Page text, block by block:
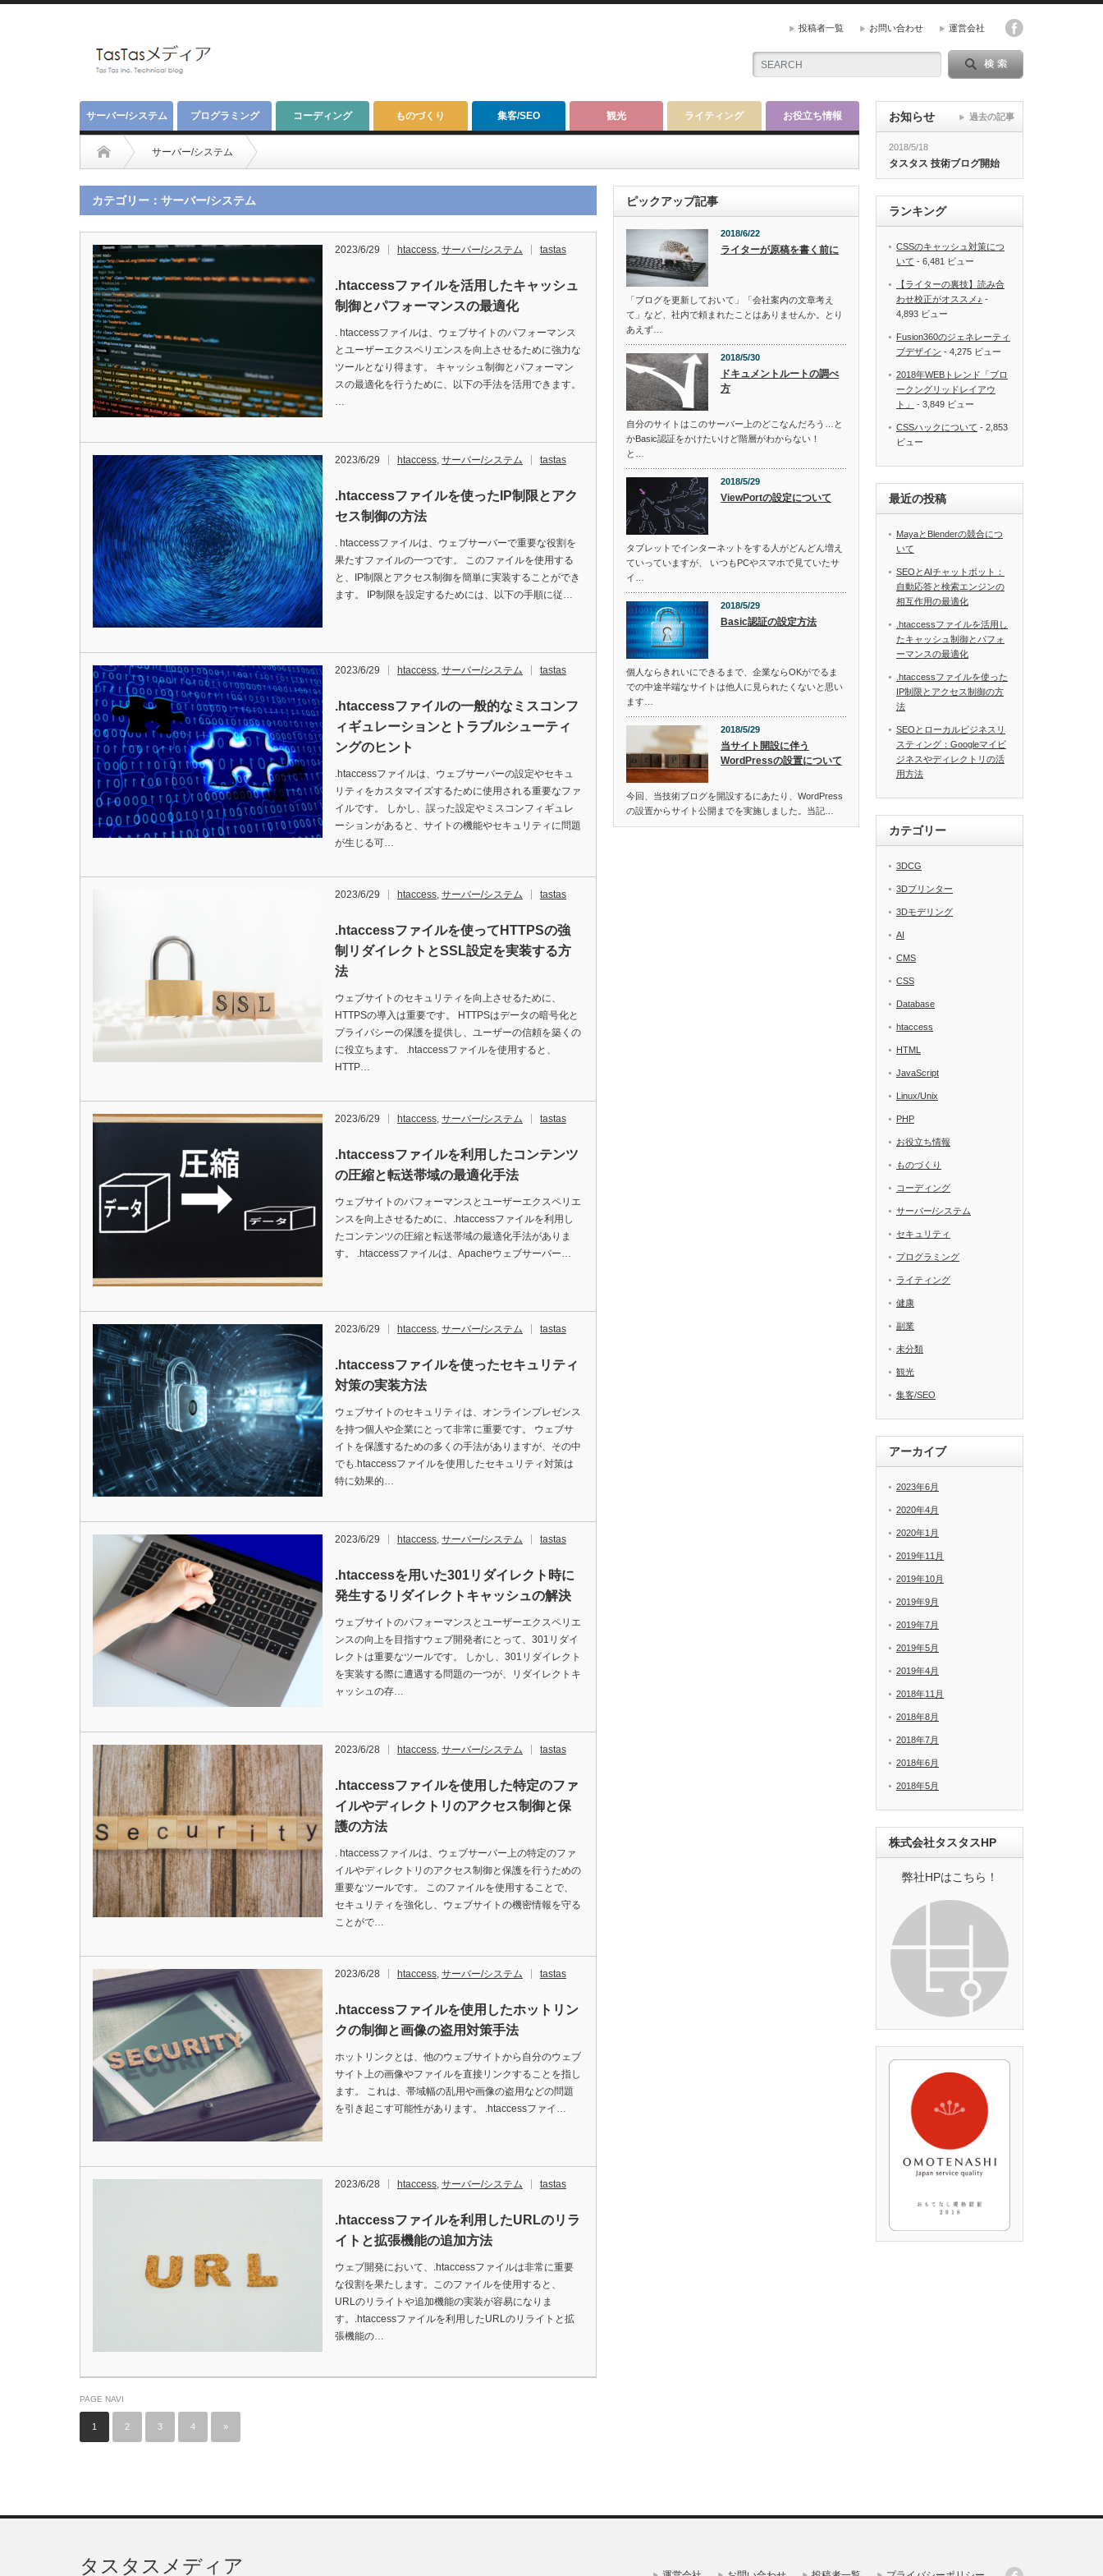
投稿者一覧 お問い合わせ 運営会社
サーバー/システム プログラミング コーディング ものづくり 集客/SEO 観光 ライティング お役立ち情報
サーバー/システム
カテゴリー：サーバー/システム
2023/6/29 htaccess, サーバー/システム tastas
.htaccessファイルを活用したキャッシュ
制御とパフォーマンスの最適化
. htaccessファイルは、ウェブサイトのパフォーマンス
とユーザーエクスペリエンスを向上させるために強力な
ツールとなり得ます。 キャッシュ制御とパフォーマン
スの最適化を行うために、以下の手法を活用できます。
…
2023/6/29 htaccess, サーバー/システム tastas
.htaccessファイルを使ったIP制限とアク
セス制御の方法
. htaccessファイルは、ウェブサーバーで重要な役割を
果たすファイルの一つです。 このファイルを使用する
と、IP制限とアクセス制御を簡単に実装することができ
ます。 IP制限を設定するためには、以下の手順に従…
2023/6/29 htaccess, サーバー/システム tastas
.htaccessファイルの一般的なミスコンフ
ィギュレーションとトラブルシューティ
ングのヒント
.htaccessファイルは、ウェブサーバーの設定やセキュ
リティをカスタマイズするために使用される重要なファ
イルです。 しかし、誤った設定やミスコンフィギュレ
ーションがあると、サイトの機能やセキュリティに問題
が生じる可…
2023/6/29 htaccess, サーバー/システム tastas
.htaccessファイルを使ってHTTPSの強
制リダイレクトとSSL設定を実装する方
法
ウェブサイトのセキュリティを向上させるために、
HTTPSの導入は重要です。 HTTPSはデータの暗号化と
プライバシーの保護を提供し、ユーザーの信頼を築くの
に役立ちます。 .htaccessファイルを使用すると、
HTTP…
2023/6/29 htaccess, サーバー/システム tastas
.htaccessファイルを利用したコンテンツ
の圧縮と転送帯域の最適化手法
ウェブサイトのパフォーマンスとユーザーエクスペリエ
ンスを向上させるために、.htaccessファイルを利用し
たコンテンツの圧縮と転送帯域の最適化手法がありま
す。 .htaccessファイルは、Apacheウェブサーバー…
2023/6/29 htaccess, サーバー/システム tastas
.htaccessファイルを使ったセキュリティ
対策の実装方法
ウェブサイトのセキュリティは、オンラインプレゼンス
を持つ個人や企業にとって非常に重要です。 ウェブサ
イトを保護するための多くの手法がありますが、その中
でも.htaccessファイルを使用したセキュリティ対策は
特に効果的…
2023/6/29 htaccess, サーバー/システム tastas
.htaccessを用いた301リダイレクト時に
発生するリダイレクトキャッシュの解決
ウェブサイトのパフォーマンスとユーザーエクスペリエ
ンスの向上を目指すウェブ開発者にとって、301リダイ
レクトは重要なツールです。 しかし、301リダイレクト
を実装する際に遭遇する問題の一つが、リダイレクトキ
ャッシュの存…
2023/6/28 htaccess, サーバー/システム tastas
.htaccessファイルを使用した特定のファ
イルやディレクトリのアクセス制御と保
護の方法
. htaccessファイルは、ウェブサーバー上の特定のファ
イルやディレクトリのアクセス制御と保護を行うための
重要なツールです。 このファイルを使用することで、
セキュリティを強化し、ウェブサイトの機密情報を守る
ことがで…
2023/6/28 htaccess, サーバー/システム tastas
.htaccessファイルを使用したホットリン
クの制御と画像の盗用対策手法
ホットリンクとは、他のウェブサイトから自分のウェブ
サイト上の画像やファイルを直接リンクすることを指し
ます。 これは、帯域幅の乱用や画像の盗用などの問題
を引き起こす可能性があります。 .htaccessファイ…
2023/6/28 htaccess, サーバー/システム tastas
.htaccessファイルを利用したURLのリラ
イトと拡張機能の追加方法
ウェブ開発において、.htaccessファイルは非常に重要
な役割を果たします。このファイルを使用すると、
URLのリライトや追加機能の実装が容易になりま
す。.htaccessファイルを利用したURLのリライトと拡
張機能の…
PAGE NAVI
1 2 3 4 »
ピックアップ記事
2018/6/22
ライターが原稿を書く前に
「ブログを更新しておいて」「会社案内の文章考え
て」など、社内で頼まれたことはありませんか。とり
あえず…
2018/5/30
ドキュメントルートの調べ
方
自分のサイトはこのサーバー上のどこなんだろう…と
かBasic認証をかけたいけど階層がわからない！
と…
2018/5/29
ViewPortの設定について
タブレットでインターネットをする人がどんどん増え
ていっていますが、 いつもPCやスマホで見ていたサ
イ…
2018/5/29
Basic認証の設定方法
個人ならきれいにできるまで、企業ならOKがでるま
での中途半端なサイトは他人に見られたくないと思い
ます…
2018/5/29
当サイト開設に伴う
WordPressの設置について
今回、当技術ブログを開設するにあたり、WordPress
の設置からサイト公開までを実施しました。当記…
お知らせ
2018/5/18
タスタス 技術ブログ開始
過去の記事
ランキング
CSSのキャッシュ対策につ
いて - 6,481 ビュー
【ライターの裏技】読み合
わせ校正がオススメ♪ -
4,893 ビュー
Fusion360のジェネレーティ
ブデザイン - 4,275 ビュー
2018年WEBトレンド「ブロ
ークングリッドレイアウ
ト」
- 3,849 ビュー
CSSハックについて - 2,853
ビュー
最近の投稿
MayaとBlenderの競合につ
いて
SEOとAIチャットボット：
自動応答と検索エンジンの
相互作用の最適化
.htaccessファイルを活用し
たキャッシュ制御とパフォ
ーマンスの最適化
.htaccessファイルを使った
IP制限とアクセス制御の方
法
SEOとローカルビジネスリ
スティング：Googleマイビ
ジネスやディレクトリの活
用方法
カテゴリー
3DCG
3Dプリンター
3Dモデリング
AI
CMS
CSS
Database
htaccess
HTML
JavaScript
Linux/Unix
PHP
お役立ち情報
ものづくり
コーディング
サーバー/システム
セキュリティ
プログラミング
ライティング
健康
副業
未分類
観光
集客/SEO
アーカイブ
2023年6月
2020年4月
2020年1月
2019年11月
2019年10月
2019年9月
2019年7月
2019年5月
2019年4月
2018年11月
2018年8月
2018年7月
2018年6月
2018年5月
株式会社タスタスHP
弊社HPはこちら！
タスタスメディア